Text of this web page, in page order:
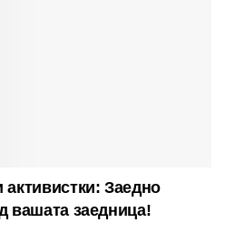
Заедно
вашата заедница!